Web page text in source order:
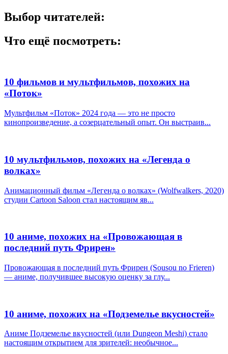
Выбор читателей:
Что ещё посмотреть:
10 фильмов и мультфильмов, похожих на
«Поток»
Мультфильм «Поток» 2024 года — это не просто
кинопроизведение, а созерцательный опыт. Он выстраив...
10 мультфильмов, похожих на «Легенда о
волках»
Анимационный фильм «Легенда о волках» (Wolfwalkers, 2020)
студии Cartoon Saloon стал настоящим яв...
10 аниме, похожих на «Провожающая в
последний путь Фрирен»
Провожающая в последний путь Фрирен (Sousou no Frieren)
— аниме, получившее высокую оценку за глу...
10 аниме, похожих на «Подземелье вкусностей»
Аниме Подземелье вкусностей (или Dungeon Meshi) стало
настоящим открытием для зрителей: необычное...